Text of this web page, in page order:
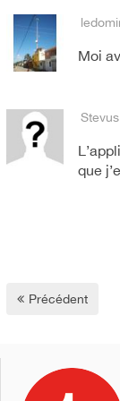
Moi
Stevus
que
Précédent